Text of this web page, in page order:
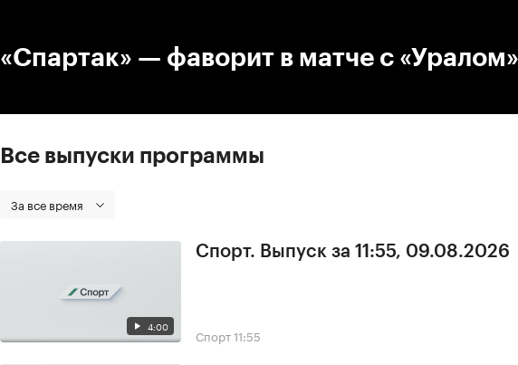
«Спартак» — фаворит в матче с «Уралом»
Все выпуски программы
За все время
4:00
Спорт. Выпуск за 11:55, 09.08.2026
Спорт11:55